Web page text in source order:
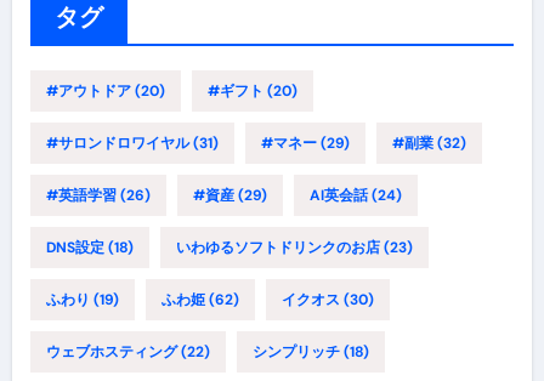
タグ
#アウトドア(20) #ギフト (20)
#サロンドロワイヤル(31) #マネー(29) #副業(32)
#英語学習(26) #資産(29) AI英会話(24)
DNS設定(18) いわゆるソフトドリンクのお店(23)
ふわり (19) ふわ姫(62) イクオス (30)
ウェブホスティング(22) シンプリッチ(18)